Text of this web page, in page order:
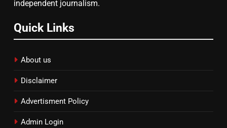
independent journalism.
Quick Links
About us
Disclaimer
Advertisment Policy
Admin Login